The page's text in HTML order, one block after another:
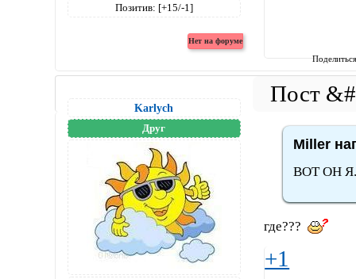
Позитив: [+15/-1]
Karlych
Друг
Miller
ВОТ ОН Я.
где???
+1